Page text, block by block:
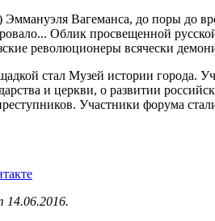
Вагеманса, до поры до
Облик просвещенной
революционеры всячески
стал Музей истории города.
и церкви, о развитии
Участники форума
14.06.2016.